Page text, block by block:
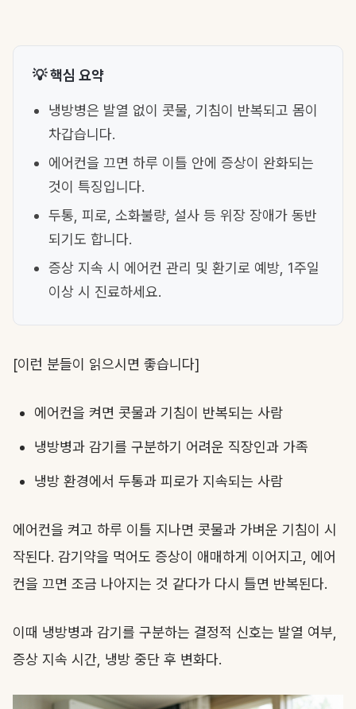
💡 핵심 요약
냉방병은 발열 없이 콧물, 기침이 반복되고 몸이
차갑습니다.
에어컨을 끄면 하루 이틀 안에 증상이 완화되는
것이 특징입니다.
두통, 피로, 소화불량, 설사 등 위장 장애가 동반
되기도 합니다.
증상 지속 시 에어컨 관리 및 환기로 예방, 1주일
이상 시 진료하세요.
[이런 분들이 읽으시면 좋습니다]
에어컨을 켜면 콧물과 기침이 반복되는 사람
냉방병과 감기를 구분하기 어려운 직장인과 가족
냉방 환경에서 두통과 피로가 지속되는 사람
에어컨을 켜고 하루 이틀 지나면 콧물과 가벼운 기침이 시
작된다. 감기약을 먹어도 증상이 애매하게 이어지고, 에어
컨을 끄면 조금 나아지는 것 같다가 다시 틀면 반복된다.
이때 냉방병과 감기를 구분하는 결정적 신호는 발열 여부,
증상 지속 시간, 냉방 중단 후 변화다.